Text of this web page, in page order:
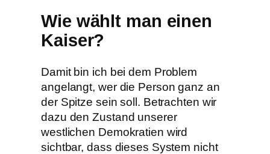
Wie wählt man einen
Kaiser?
Damit bin ich bei dem Problem
angelangt, wer die Person ganz an
der Spitze sein soll. Betrachten wir
dazu den Zustand unserer
westlichen Demokratien wird
sichtbar, dass dieses System nicht